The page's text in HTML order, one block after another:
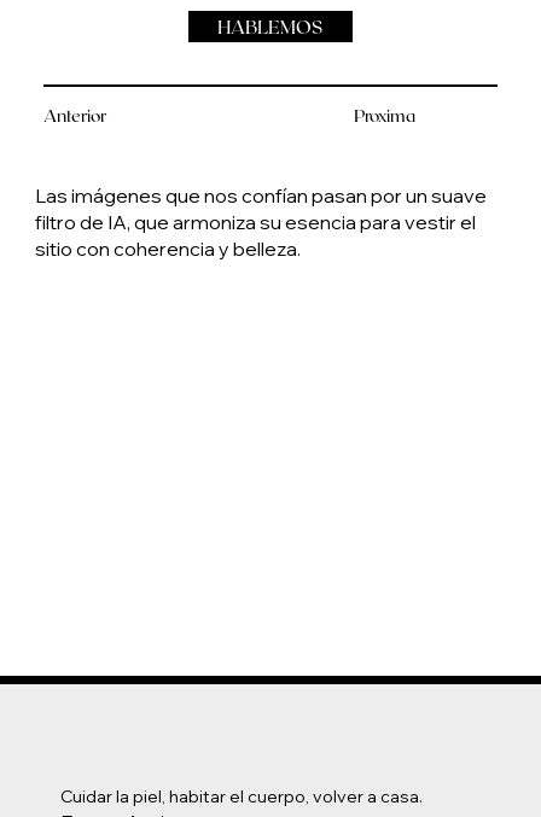
Anterior Proxima
HABLEMOS
Las imágenes que nos confían pasan por un suave
filtro de IA, que armoniza su esencia para vestir el
sitio con coherencia y belleza.
Cuidar la piel, habitar el cuerpo, volver a casa.